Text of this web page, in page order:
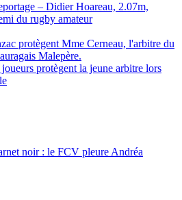
– Didier Hoareau, 2.07m,
du rugby amateur
protègent la jeune arbitre lors
noir : le FCV pleure Andréa